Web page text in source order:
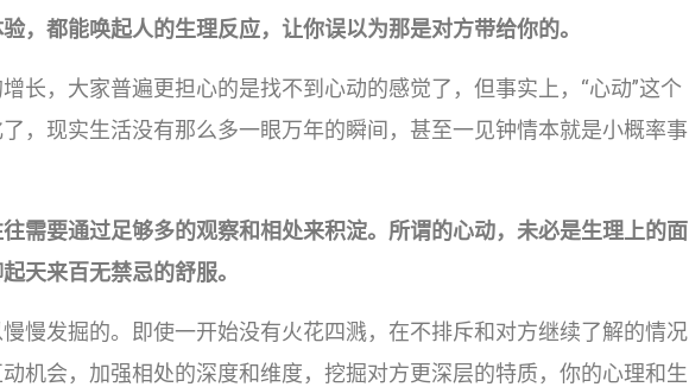
，都能唤起人的生理反应，让你误以为那是对方带给你的。
长，大家普遍更担心的是找不到心动的感觉了，但事实上，“心动”这个
，现实生活没有那么多一眼万年的瞬间，甚至一见钟情本就是小概率事
需要通过足够多的观察和相处来积淀。所谓的心动，未必是生理上的面
天来百无禁忌的舒服。
慢发掘的。即使一开始没有火花四溅，在不排斥和对方继续了解的情况
机会，加强相处的深度和维度，挖掘对方更深层的特质，你的心理和生